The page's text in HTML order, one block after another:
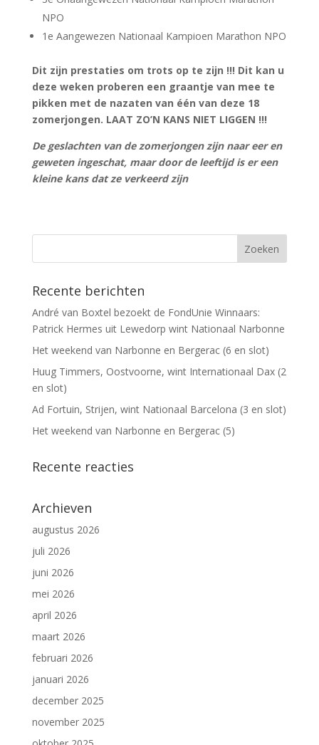
NPO
1e Aangewezen Nationaal Kampioen Marathon NPO
Dit zijn prestaties om trots op te zijn !!! Dit kan u
deze weken proberen een graantje van mee te
pikken met de nazaten van één van deze 18
zomerjongen. LAAT ZO’N KANS NIET LIGGEN !!!
De geslachten van de zomerjongen zijn naar eer en
geweten ingeschat, maar door de leeftijd is er een
kleine kans dat ze verkeerd zijn
Recente berichten
André van Boxtel bezoekt de FondUnie Winnaars:
Patrick Hermes uit Lewedorp wint Nationaal Narbonne
Het weekend van Narbonne en Bergerac (6 en slot)
Huug Timmers, Oostvoorne, wint Internationaal Dax (2
en slot)
Ad Fortuin, Strijen, wint Nationaal Barcelona (3 en slot)
Het weekend van Narbonne en Bergerac (5)
Recente reacties
Archieven
augustus 2026
juli 2026
juni 2026
mei 2026
april 2026
maart 2026
februari 2026
januari 2026
december 2025
november 2025